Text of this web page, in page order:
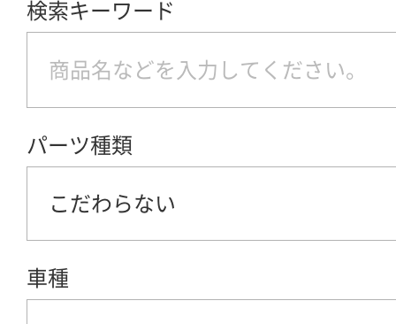
検索キーワード
パーツ種類
こだわらない
車種